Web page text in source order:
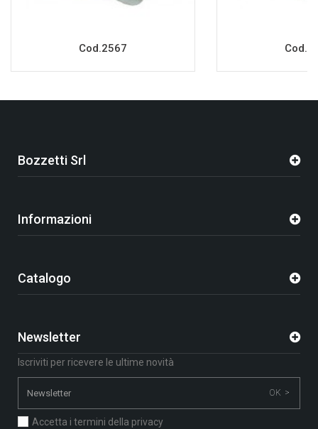
Cod.2567
Bozzetti Srl
Informazioni
Catalogo
Newsletter
Iscriviti per ricevere le ultime novità
OK >
Accetta i termini della privacy